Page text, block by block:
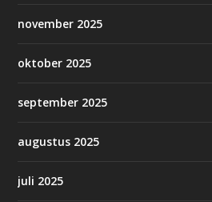
november 2025
oktober 2025
september 2025
augustus 2025
juli 2025